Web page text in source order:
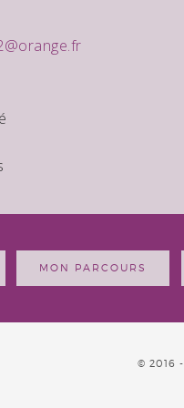
MON PARCOURS
© 2016 -